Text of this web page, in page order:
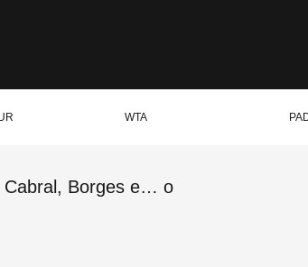
WTA
Cabral, Borges e… o